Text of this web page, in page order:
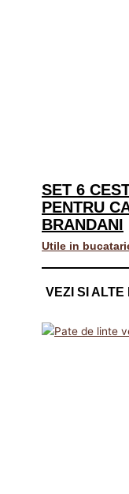
SET 6
PENTRU
BRANDANI
Utile in
VEZI SI ALTE